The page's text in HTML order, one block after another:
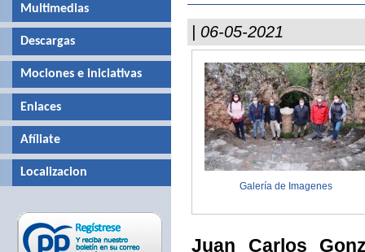
| 06-05-2021
Galería de Imagenes
Juan Carlos
Multimedias
Descargas
Mociones e iniciativas
Enlaces
Afíliate
Localizacion